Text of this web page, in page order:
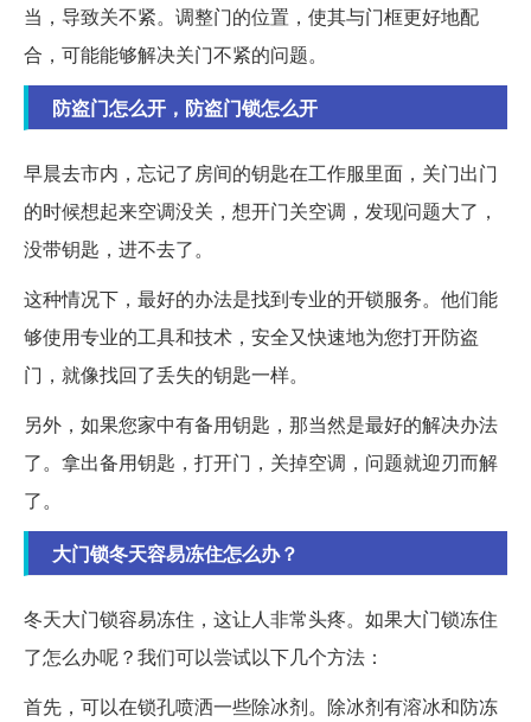
当，导致关不紧。调整门的位置，使其与门框更好地配
合，可能能够解决关门不紧的问题。
防盗门怎么开，防盗门锁怎么开
早晨去市内，忘记了房间的钥匙在工作服里面，关门出门
的时候想起来空调没关，想开门关空调，发现问题大了，
没带钥匙，进不去了。
这种情况下，最好的办法是找到专业的开锁服务。他们能
够使用专业的工具和技术，安全又快速地为您打开防盗
门，就像找回了丢失的钥匙一样。
另外，如果您家中有备用钥匙，那当然是最好的解决办法
了。拿出备用钥匙，打开门，关掉空调，问题就迎刃而解
了。
大门锁冬天容易冻住怎么办？
冬天大门锁容易冻住，这让人非常头疼。如果大门锁冻住
了怎么办呢？我们可以尝试以下几个方法：
首先，可以在锁孔喷洒一些除冰剂。除冰剂有溶冰和防冻